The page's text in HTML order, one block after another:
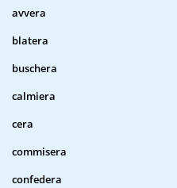
avvera
blatera
buschera
calmiera
cera
commisera
confedera